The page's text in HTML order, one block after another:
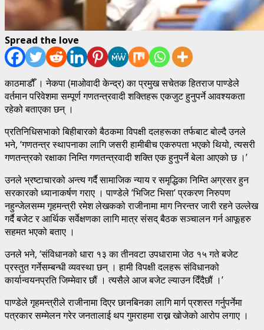
Spread the love
काठमाडौँ । नेकपा (माओवादी केन्द्र) का प्रमुख सचेतक हितराज पाण्डेले
वर्तमान परिवेशमा सम्पूर्ण गणतन्त्रवादी शक्तिहरू एकजुट हुनुपर्ने आवश्यकता
रहेको बताएका छन् ।
प्रतिनिधिसभाको बिहीबारको बैठकमा विपक्षी दलहरूका तर्फबाट बोल्दै उनले
भने, ‘गणतन्त्र स्थापनाका लागि जसरी हामीबीच एकरुपता भएको थियो, त्यसरी
गणतन्त्रको रक्षाका निम्ति गणतन्त्रवादी शक्ति एक हुनुपर्ने बेला आएको छ ।’
उनले भ्रष्टाचारको अन्त्य गर्दै सामाजिक न्याय र समृद्धिका निम्ति अग्रसर हुन
सरकारको ध्यानाकर्षण गराए । पाण्डेले ‘भिजिट भिसा’ प्रकरण निरुपण
नहुन्जेलसम्म गृहमन्त्री रमेश लेखकको राजीनामा माग निरन्तर जारी रहने उल्लेख
गर्दै बजेट र आर्थिक सर्वेक्षणका लागि मात्र संसद् बैठक सञ्चालन गर्न आफूहरु
सहमत भएको बताए ।
उनले भने, ‘संविधानको धारा १३ का तीनवटा उपधारामा जेठ १५ गते बजेट
प्रस्तुत गर्नेसम्बन्धी व्यवस्था छन् । हामी विपक्षी दलहरू संविधानको
कार्यान्वयनप्रति जिम्मेवार छौं । त्यसैले आज बजेट ल्याउन दिँदैछौं ।’
पाण्डेले गृहमन्त्रीले राजीनामा दिएर छानबिनका लागि मार्ग प्रशस्त गर्नुपर्नेमा
पत्रकार सम्मेलन गरेर जनतालाई थप गुमराहमा राख्न खोजेको आरोप लगाए ।